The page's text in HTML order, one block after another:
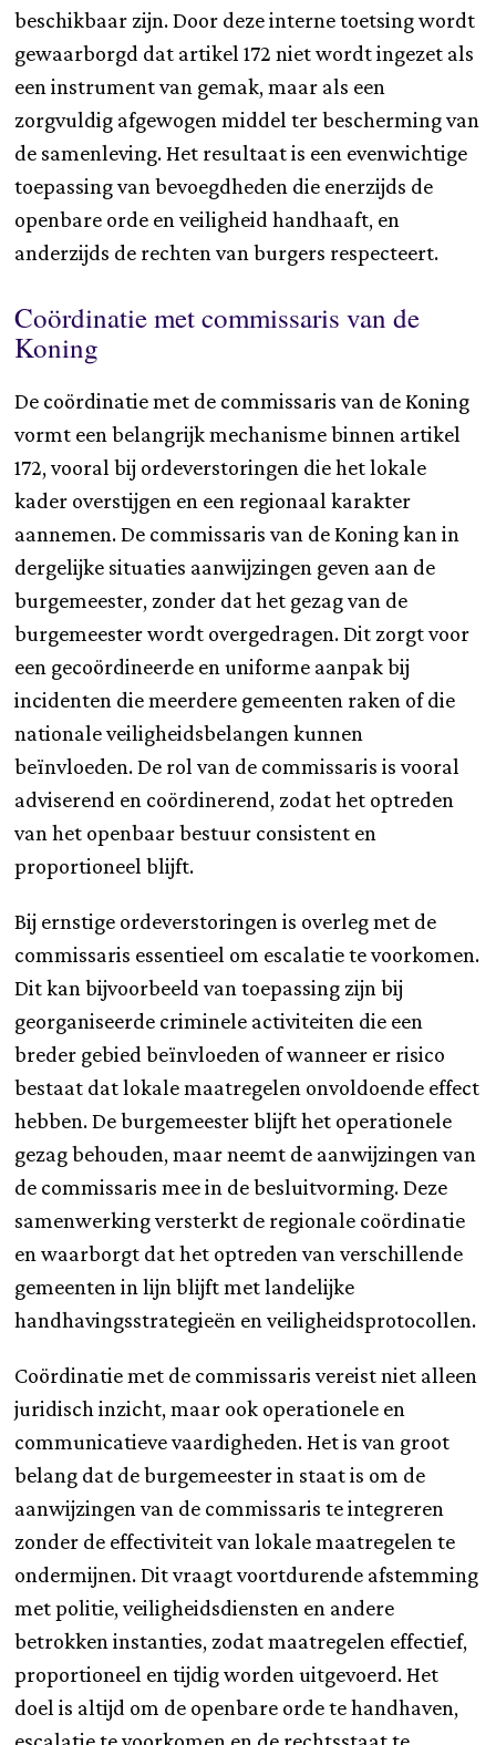
beschikbaar zijn. Door deze interne toetsing wordt
gewaarborgd dat artikel 172 niet wordt ingezet als
een instrument van gemak, maar als een
zorgvuldig afgewogen middel ter bescherming van
de samenleving. Het resultaat is een evenwichtige
toepassing van bevoegdheden die enerzijds de
openbare orde en veiligheid handhaaft, en
anderzijds de rechten van burgers respecteert.
Coördinatie met commissaris van de
Koning
De coördinatie met de commissaris van de Koning
vormt een belangrijk mechanisme binnen artikel
172, vooral bij ordeverstoringen die het lokale
kader overstijgen en een regionaal karakter
aannemen. De commissaris van de Koning kan in
dergelijke situaties aanwijzingen geven aan de
burgemeester, zonder dat het gezag van de
burgemeester wordt overgedragen. Dit zorgt voor
een gecoördineerde en uniforme aanpak bij
incidenten die meerdere gemeenten raken of die
nationale veiligheidsbelangen kunnen
beïnvloeden. De rol van de commissaris is vooral
adviserend en coördinerend, zodat het optreden
van het openbaar bestuur consistent en
proportioneel blijft.
Bij ernstige ordeverstoringen is overleg met de
commissaris essentieel om escalatie te voorkomen.
Dit kan bijvoorbeeld van toepassing zijn bij
georganiseerde criminele activiteiten die een
breder gebied beïnvloeden of wanneer er risico
bestaat dat lokale maatregelen onvoldoende effect
hebben. De burgemeester blijft het operationele
gezag behouden, maar neemt de aanwijzingen van
de commissaris mee in de besluitvorming. Deze
samenwerking versterkt de regionale coördinatie
en waarborgt dat het optreden van verschillende
gemeenten in lijn blijft met landelijke
handhavingsstrategieën en veiligheidsprotocollen.
Coördinatie met de commissaris vereist niet alleen
juridisch inzicht, maar ook operationele en
communicatieve vaardigheden. Het is van groot
belang dat de burgemeester in staat is om de
aanwijzingen van de commissaris te integreren
zonder de effectiviteit van lokale maatregelen te
ondermijnen. Dit vraagt voortdurende afstemming
met politie, veiligheidsdiensten en andere
betrokken instanties, zodat maatregelen effectief,
proportioneel en tijdig worden uitgevoerd. Het
doel is altijd om de openbare orde te handhaven,